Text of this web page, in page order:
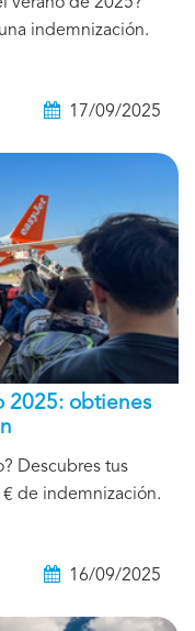
verano de 2025?
indemnización.
17/09/2025
2025: obtienes
Descubres tus
de indemnización.
16/09/2025